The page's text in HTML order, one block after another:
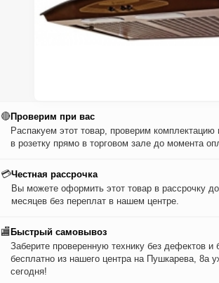
🔴Проверим при вас
Распакуем этот товар, проверим
в розетку прямо в торговом зале до момента
💳Честная рассрочка
Вы можете оформить этот товар в рассрочку
месяцев без переплат в нашем центре.
🏬 Быстрый самовывоз
Заберите проверенную технику без дефектов и
бесплатно из нашего центра на Пушкарева, 8а
сегодня!